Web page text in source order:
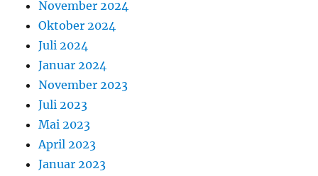
November 2024
Oktober 2024
Juli 2024
Januar 2024
November 2023
Juli 2023
Mai 2023
April 2023
Januar 2023